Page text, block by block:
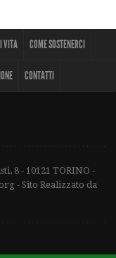
VITA COME SOSTENERCI
CONTATTI
8 - 10121 TORINO -
- Sito Realizzato da